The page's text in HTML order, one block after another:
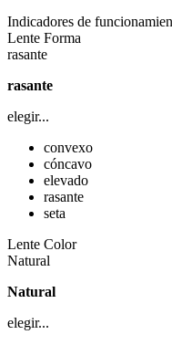
Indicadores de
Lente Forma
rasante
rasante
elegir...
convexo
cóncavo
elevado
rasante
seta
Lente Color
Natural
Natural
elegir...